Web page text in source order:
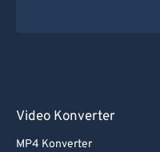
Video Konverter
MP4 Konverter